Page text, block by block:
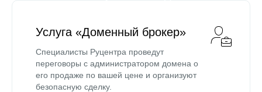
Услуга «Доменный брокер»
Специалисты Руцентра проведут
переговоры с администратором домена о
его продаже по вашей цене и организуют
безопасную сделку.